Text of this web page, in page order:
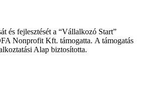
és fejlesztését a “Vállalkozó Start”
Nonprofit Kft. támogatta. A támogatás
Alap biztosította.